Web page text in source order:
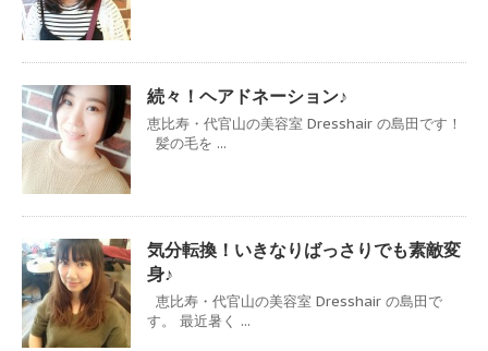
続々！ヘアドネーション♪
恵比寿・代官山の美容室 Dresshair の島田です！
髪の毛を ...
気分転換！いきなりばっさりでも素敵変
身♪
恵比寿・代官山の美容室 Dresshair の島田で
す。 最近暑く ...